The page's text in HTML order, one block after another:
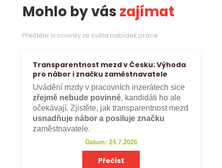
Mohlo by vás zajímat
Přečtěte si novinky ze světa nabídek práce
Transparentnost mezd v Česku: Výhoda
pro nábor i značku zaměstnavatele
Uvádění mzdy v pracovních inzerátech sice
zřejmě nebude povinné, kandidáti ho ale
očekávají. Zjistěte, jak transparentnost mezd
usnadňuje nábor a posiluje značku
zaměstnavatele.
Datum: 24.7.2026
Přečíst